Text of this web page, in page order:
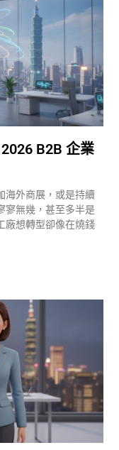
B2B 企業
海外商展，或是持續
寥無幾，甚至多半是
廠想轉型卻像在燒錢